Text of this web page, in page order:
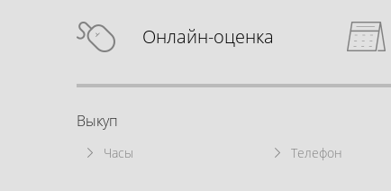
Онлайн-оценка
Выкуп
Часы Телефон